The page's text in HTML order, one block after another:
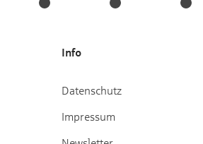
Info
Datenschutz
Impressum